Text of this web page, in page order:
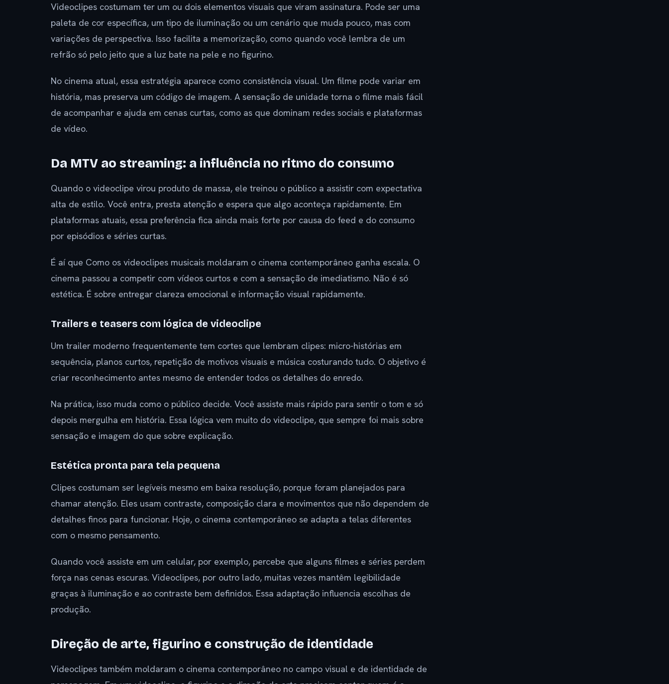
Videoclipes costumam ter um ou dois elementos visuais que viram assinatura. Pode ser uma
paleta de cor específica, um tipo de iluminação ou um cenário que muda pouco, mas com
variações de perspectiva. Isso facilita a memorização, como quando você lembra de um
refrão só pelo jeito que a luz bate na pele e no figurino.
No cinema atual, essa estratégia aparece como consistência visual. Um filme pode variar em
história, mas preserva um código de imagem. A sensação de unidade torna o filme mais fácil
de acompanhar e ajuda em cenas curtas, como as que dominam redes sociais e plataformas
de vídeo.
Da MTV ao streaming: a influência no ritmo do consumo
Quando o videoclipe virou produto de massa, ele treinou o público a assistir com expectativa
alta de estilo. Você entra, presta atenção e espera que algo aconteça rapidamente. Em
plataformas atuais, essa preferência fica ainda mais forte por causa do feed e do consumo
por episódios e séries curtas.
É aí que Como os videoclipes musicais moldaram o cinema contemporâneo ganha escala. O
cinema passou a competir com vídeos curtos e com a sensação de imediatismo. Não é só
estética. É sobre entregar clareza emocional e informação visual rapidamente.
Trailers e teasers com lógica de videoclipe
Um trailer moderno frequentemente tem cortes que lembram clipes: micro-histórias em
sequência, planos curtos, repetição de motivos visuais e música costurando tudo. O objetivo é
criar reconhecimento antes mesmo de entender todos os detalhes do enredo.
Na prática, isso muda como o público decide. Você assiste mais rápido para sentir o tom e só
depois mergulha em história. Essa lógica vem muito do videoclipe, que sempre foi mais sobre
sensação e imagem do que sobre explicação.
Estética pronta para tela pequena
Clipes costumam ser legíveis mesmo em baixa resolução, porque foram planejados para
chamar atenção. Eles usam contraste, composição clara e movimentos que não dependem de
detalhes finos para funcionar. Hoje, o cinema contemporâneo se adapta a telas diferentes
com o mesmo pensamento.
Quando você assiste em um celular, por exemplo, percebe que alguns filmes e séries perdem
força nas cenas escuras. Videoclipes, por outro lado, muitas vezes mantêm legibilidade
graças à iluminação e ao contraste bem definidos. Essa adaptação influencia escolhas de
produção.
Direção de arte, figurino e construção de identidade
Videoclipes também moldaram o cinema contemporâneo no campo visual e de identidade de